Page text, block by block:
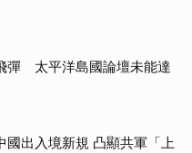
彈 太平洋島國論壇未能達
國出入境新規 凸顯共軍「上